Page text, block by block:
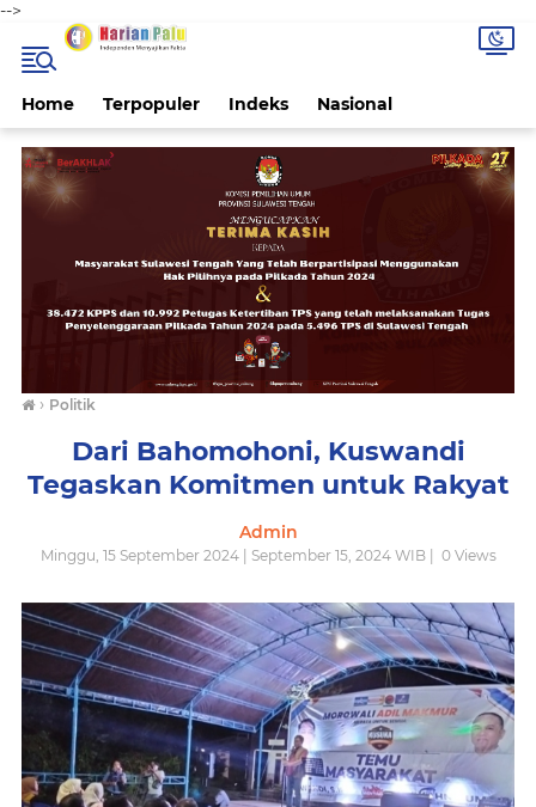
-->
Home Terpopuler Indeks Nasional
› Politik
Dari Bahomohoni, Kuswandi
Tegaskan Komitmen untuk Rakyat
Admin
Minggu, 15 September 2024 | September 15, 2024 WIB | 0Views